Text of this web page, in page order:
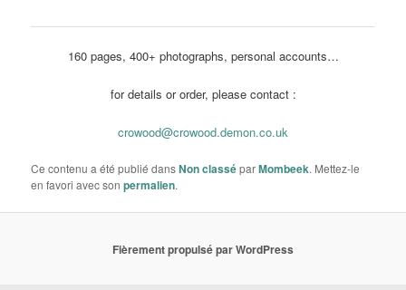
160 pages, 400+ photographs, personal accounts…
for details or order, please contact :
crowood@crowood.demon.co.uk
Ce contenu a été publié dansNon classéparMombeek. Mettez-le
en favori avec sonpermalien.
Fièrement propulsé par WordPress